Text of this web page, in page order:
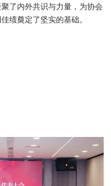
了内外共识与力量，为协会
绩奠定了坚实的基础。